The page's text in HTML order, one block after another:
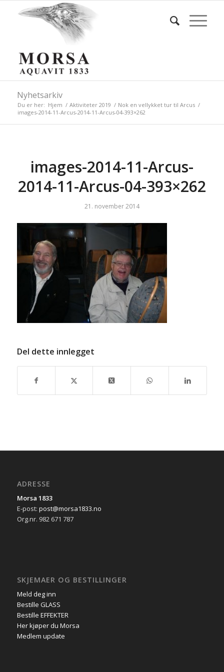
Nyhetsarkiv
Du er her: Hjem / Aktiviteter 2019 / Nok en vellykket tur til Arcus /
images-2014-11-Arcus-2014-11-Arcus-04-393×262
images-2014-11-Arcus-
2014-11-Arcus-04-393×262
21. november 2014
Del dette innlegget
ADRESSE
Morsa 1833
E-post: post@morsa1833.no
Org.nr. 982 671 787
SKJEMAER OG BESTILLINGER
Meld deg inn
Bestille GLASS
Bestille EFFEKTER
Her kjøper du Morsa
Medlem update